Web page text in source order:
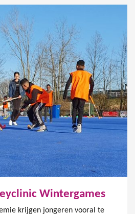
Wintergames
krijgen jongeren vooral te